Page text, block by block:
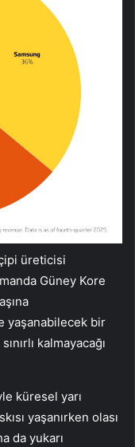
üreticisi
Güney Kore
yaşanabilecek bir
kalmayacağı
küresel yarı
yaşanırken olası
da yukarı